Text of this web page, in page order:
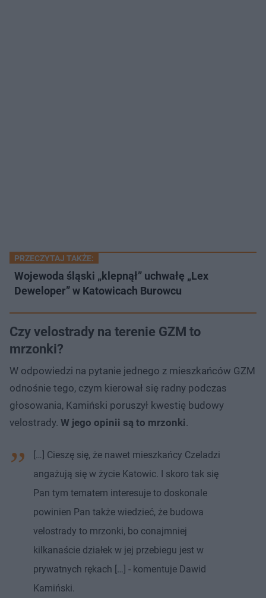
PRZECZYTAJ TAKŻE:
Wojewoda śląski „klepnął” uchwałę „Lex
Deweloper” w Katowicach Burowcu
Czy velostrady na terenie GZM to
mrzonki?
W odpowiedzi na pytanie jednego z mieszkańców GZM
odnośnie tego, czym kierował się radny podczas
głosowania, Kamiński poruszył kwestię budowy
velostrady. W jego opinii są to mrzonki.
[…] Cieszę się, że nawet mieszkańcy Czeladzi
angażują się w życie Katowic. I skoro tak się
Pan tym tematem interesuje to doskonale
powinien Pan także wiedzieć, że budowa
velostrady to mrzonki, bo conajmniej
kilkanaście działek w jej przebiegu jest w
prywatnych rękach […] - komentuje Dawid
Kamiński.